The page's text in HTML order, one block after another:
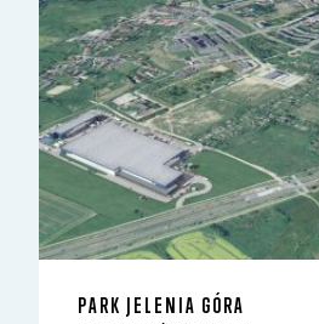
PARK JELENIA GÓRA